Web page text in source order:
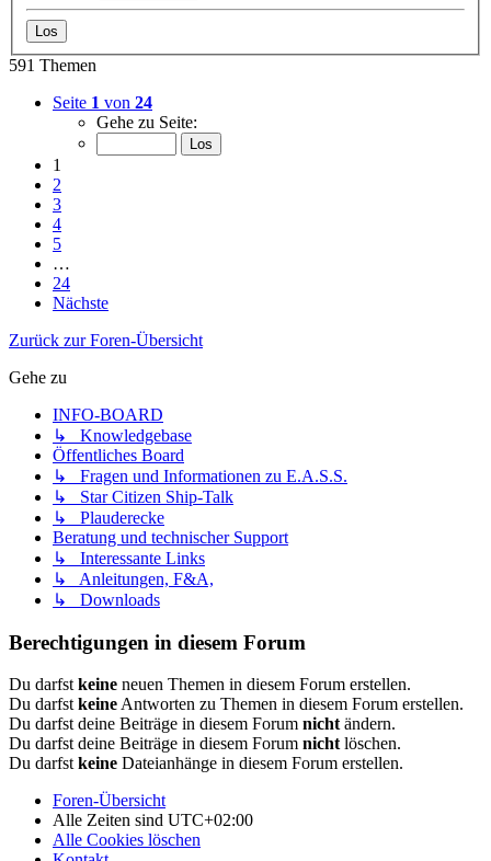
591 Themen
Seite 1 von 24
Gehe zu Seite:
1
2
3
4
5
…
24
Nächste
Zurück zur Foren-Übersicht
Gehe zu
INFO-BOARD
↳ Knowledgebase
Öffentliches Board
↳ Fragen und Informationen zu E.A.S.S.
↳ Star Citizen Ship-Talk
↳ Plauderecke
Beratung und technischer Support
↳ Interessante Links
↳ Anleitungen, F&A,
↳ Downloads
Berechtigungen in diesem Forum
Du darfstkeine neuen Themen in diesem Forum erstellen.
Du darfstkeineAntworten zu Themen in diesem Forum erstellen.
Du darfst deine Beiträge in diesem Forum nichtändern.
Du darfst deine Beiträge in diesem Forum nichtlöschen.
Du darfstkeine Dateianhänge in diesem Forum erstellen.
Foren-Übersicht
Alle Zeiten sind UTC+02:00
Alle Cookies löschen